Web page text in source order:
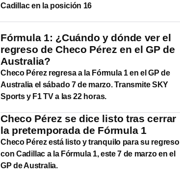
Cadillac en la posición 16
Fórmula 1: ¿Cuándo y dónde ver el
regreso de Checo Pérez en el GP de
Australia?
Checo Pérez regresa a la Fórmula 1 en el GP de
Australia el sábado 7 de marzo. Transmite SKY
Sports y F1 TV a las 22 horas.
Checo Pérez se dice listo tras cerrar
la pretemporada de Fórmula 1
Checo Pérez está listo y tranquilo para su regreso
con Cadillac a la Fórmula 1, este 7 de marzo en el
GP de Australia.